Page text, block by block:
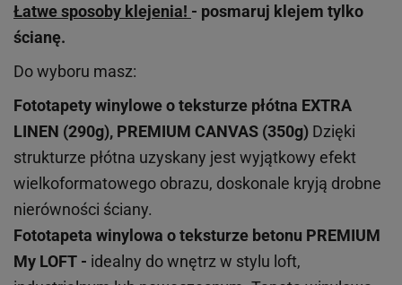
Łatwe sposoby klejenia! - posmaruj klejem tylko
ścianę.
Do wyboru masz:
Fototapety winylowe oteksturze płótna EXTRA
LINEN (290g), PREMIUM CANVAS (350g) Dzięki
strukturze płótna uzyskany jest wyjątkowy efekt
wielkoformatowego obrazu, doskonale kryją drobne
nierówności ściany.
Fototapeta winylowa oteksturze betonu PREMIUM
My LOFT - idealny do wnętrz w stylu loft,